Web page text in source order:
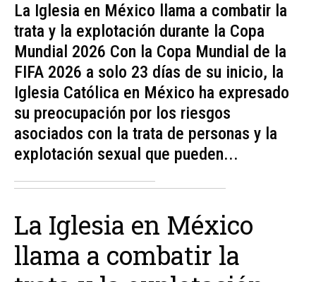
La Iglesia en México llama a combatir la
trata y la explotación durante la Copa
Mundial 2026 Con la Copa Mundial de la
FIFA 2026 a solo 23 días de su inicio, la
Iglesia Católica en México ha expresado
su preocupación por los riesgos
asociados con la trata de personas y la
explotación sexual que pueden...
La Iglesia en México
llama a combatir la